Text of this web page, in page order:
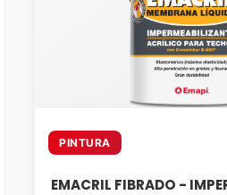
PINTURA
EMACRIL FIBRADO -